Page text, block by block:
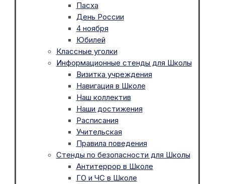
Пасха
День России
4 ноября
Юбилей
Классные уголки
Информационные стенды для Школы
Визитка учреждения
Навигация в Школе
Наш коллектив
Наши достижения
Расписания
Учительская
Правила поведения
Стенды по безопасности для Школы
Антитеррор в Школе
ГО и ЧС в Школе